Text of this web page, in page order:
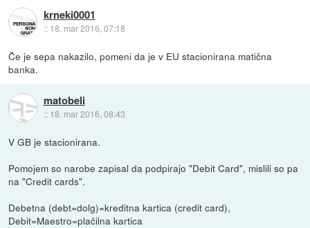
krneki0001
:: 18. mar 2016, 07:18
Če je sepa nakazilo, pomeni da je v EU stacionirana matična
banka.
matobeli
:: 18. mar 2016, 08:43
V GB je stacionirana.
Pomojem so narobe zapisal da podpirajo "Debit Card", mislili so pa
na "Credit cards".
Debetna (debt=dolg)=kreditna kartica (credit card),
Debit=Maestro=plačilna kartica